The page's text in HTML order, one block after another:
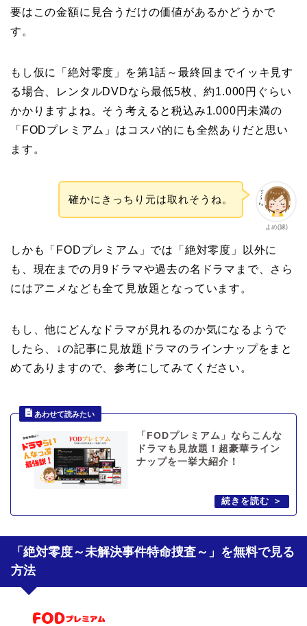
要はこの金額に見合うだけの価値があるかどうかで
す。
もし仮に「絶対零度」を第1話～最終回までイッキ見す
る場合、レンタルDVDなら最低5枚、約1.000円ぐらい
かかりますよね。そう考えると税込み1.000円未満の
「FODプレミアム」はコスパ的にも全然ありだと思い
ます。
よめ(嫁)
確かにきっちり元は取れそうね。
しかも「FODプレミアム」では「絶対零度」以外に
も、現在までの月9ドラマや過去の名ドラマまで、さら
にはアニメなども全て見放題となっています。
もし、他にどんなドラマが見れるのか気になるようで
したら、↓の記事に見放題ドラマのラインナップをまと
めてありますので、参考にしてみてください。
「FODプレミアム」ならこんな
ドラマも見放題！超豪華ライン
ナップを一挙大紹介！
「絶対零度～未解決事件特命捜査～」を無料で見る
方法